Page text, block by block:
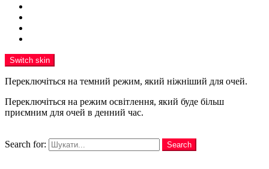
Switch skin
Переключіться на темний режим, який ніжніший для очей.
Переключіться на режим освітлення, який буде більш
приємним для очей в денний час.
Search for:
Search